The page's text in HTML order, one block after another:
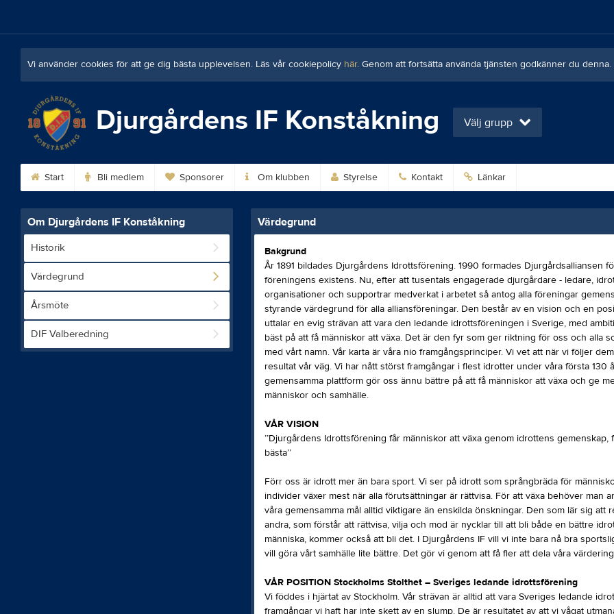
Vi använder cookies för att ge dig bästa upplevelsen. Läs vår cookiepolicy här. Genom att fortsätta använda tjänsten godkänner du denna.
Djurgårdens IF Konståkning Välj grupp
Start Bli medlem Sponsorer Om klubben Styrelse Kontakt Länkar
Om Djurgårdens IF Konståkning
Historik
Värdegrund
Årsmöte
DIF Valberedning
Värdegrund
Bakgrund
År 1891 bildades Djurgårdens Idrottsförening. 1990 formades Djurgårdsalliansen
föreningens existens. Nu, efter att tusentals engagerade djurgårdare - ledare,
organisationer och supportrar medverkat i arbetet så antog alla föreningar
styrande värdegrund för alla alliansföreningar. Den består av en vision och en
uttalar en evig strävan att vara den ledande idrottsföreningen i Sverige, med
bäst på att få människor att växa. Det är den fyr som ger riktning för oss och alla
med vårt namn. Vår karta är våra nio framgångsprinciper. Vi vet att när vi följer
resultat vår väg. Vi har nått störst framgångar i flest idrotter under våra första 130
gemensamma plattform gör oss ännu bättre på att få människor att växa och ge
människor och samhälle.
VÅR VISION
’’Djurgårdens Idrottsförening får människor att växa genom idrottens gemenskap,
bästa’’
Förr oss är idrott mer än bara sport. Vi ser på idrott som språngbräda för
individer växer mest när alla förutsättningar är rättvisa. För att växa behöver man
våra gemensamma mål alltid viktigare än enskilda önskningar. Den som lär sig att
andra, som förstår att rättvisa, vilja och mod är nycklar till att bli både en bättre
människa, kommer också att bli det. I Djurgårdens IF vill vi inte bara nå bra
vill göra vårt samhälle lite bättre. Det gör vi genom att få fler att dela våra
VÅR POSITION Stockholms Stolthet – Sveriges ledande idrottsförening
Vi föddes i hjärtat av Stockholm. Vår strävan är alltid att vara Sveriges ledande
framgångar vi haft har inte skett av en slump. De är resultatet av att vi vågat